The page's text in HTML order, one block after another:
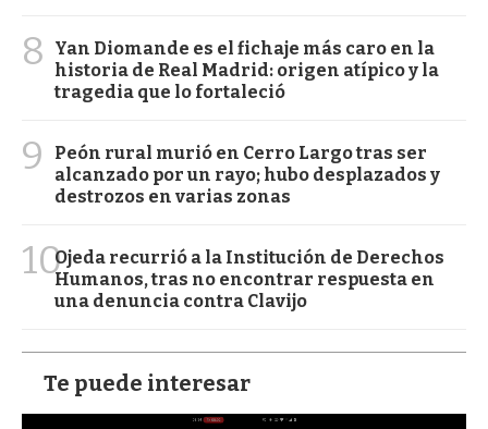
8
Yan Diomande es el fichaje más caro en la
historia de Real Madrid: origen atípico y la
tragedia que lo fortaleció
9
Peón rural murió en Cerro Largo tras ser
alcanzado por un rayo; hubo desplazados y
destrozos en varias zonas
10Ojeda recurrió a la Institución de Derechos
Humanos, tras no encontrar respuesta en
una denuncia contra Clavijo
Te puede interesar